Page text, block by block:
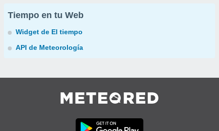
Tiempo en tu Web
Widget de El tiempo
API de Meteorología